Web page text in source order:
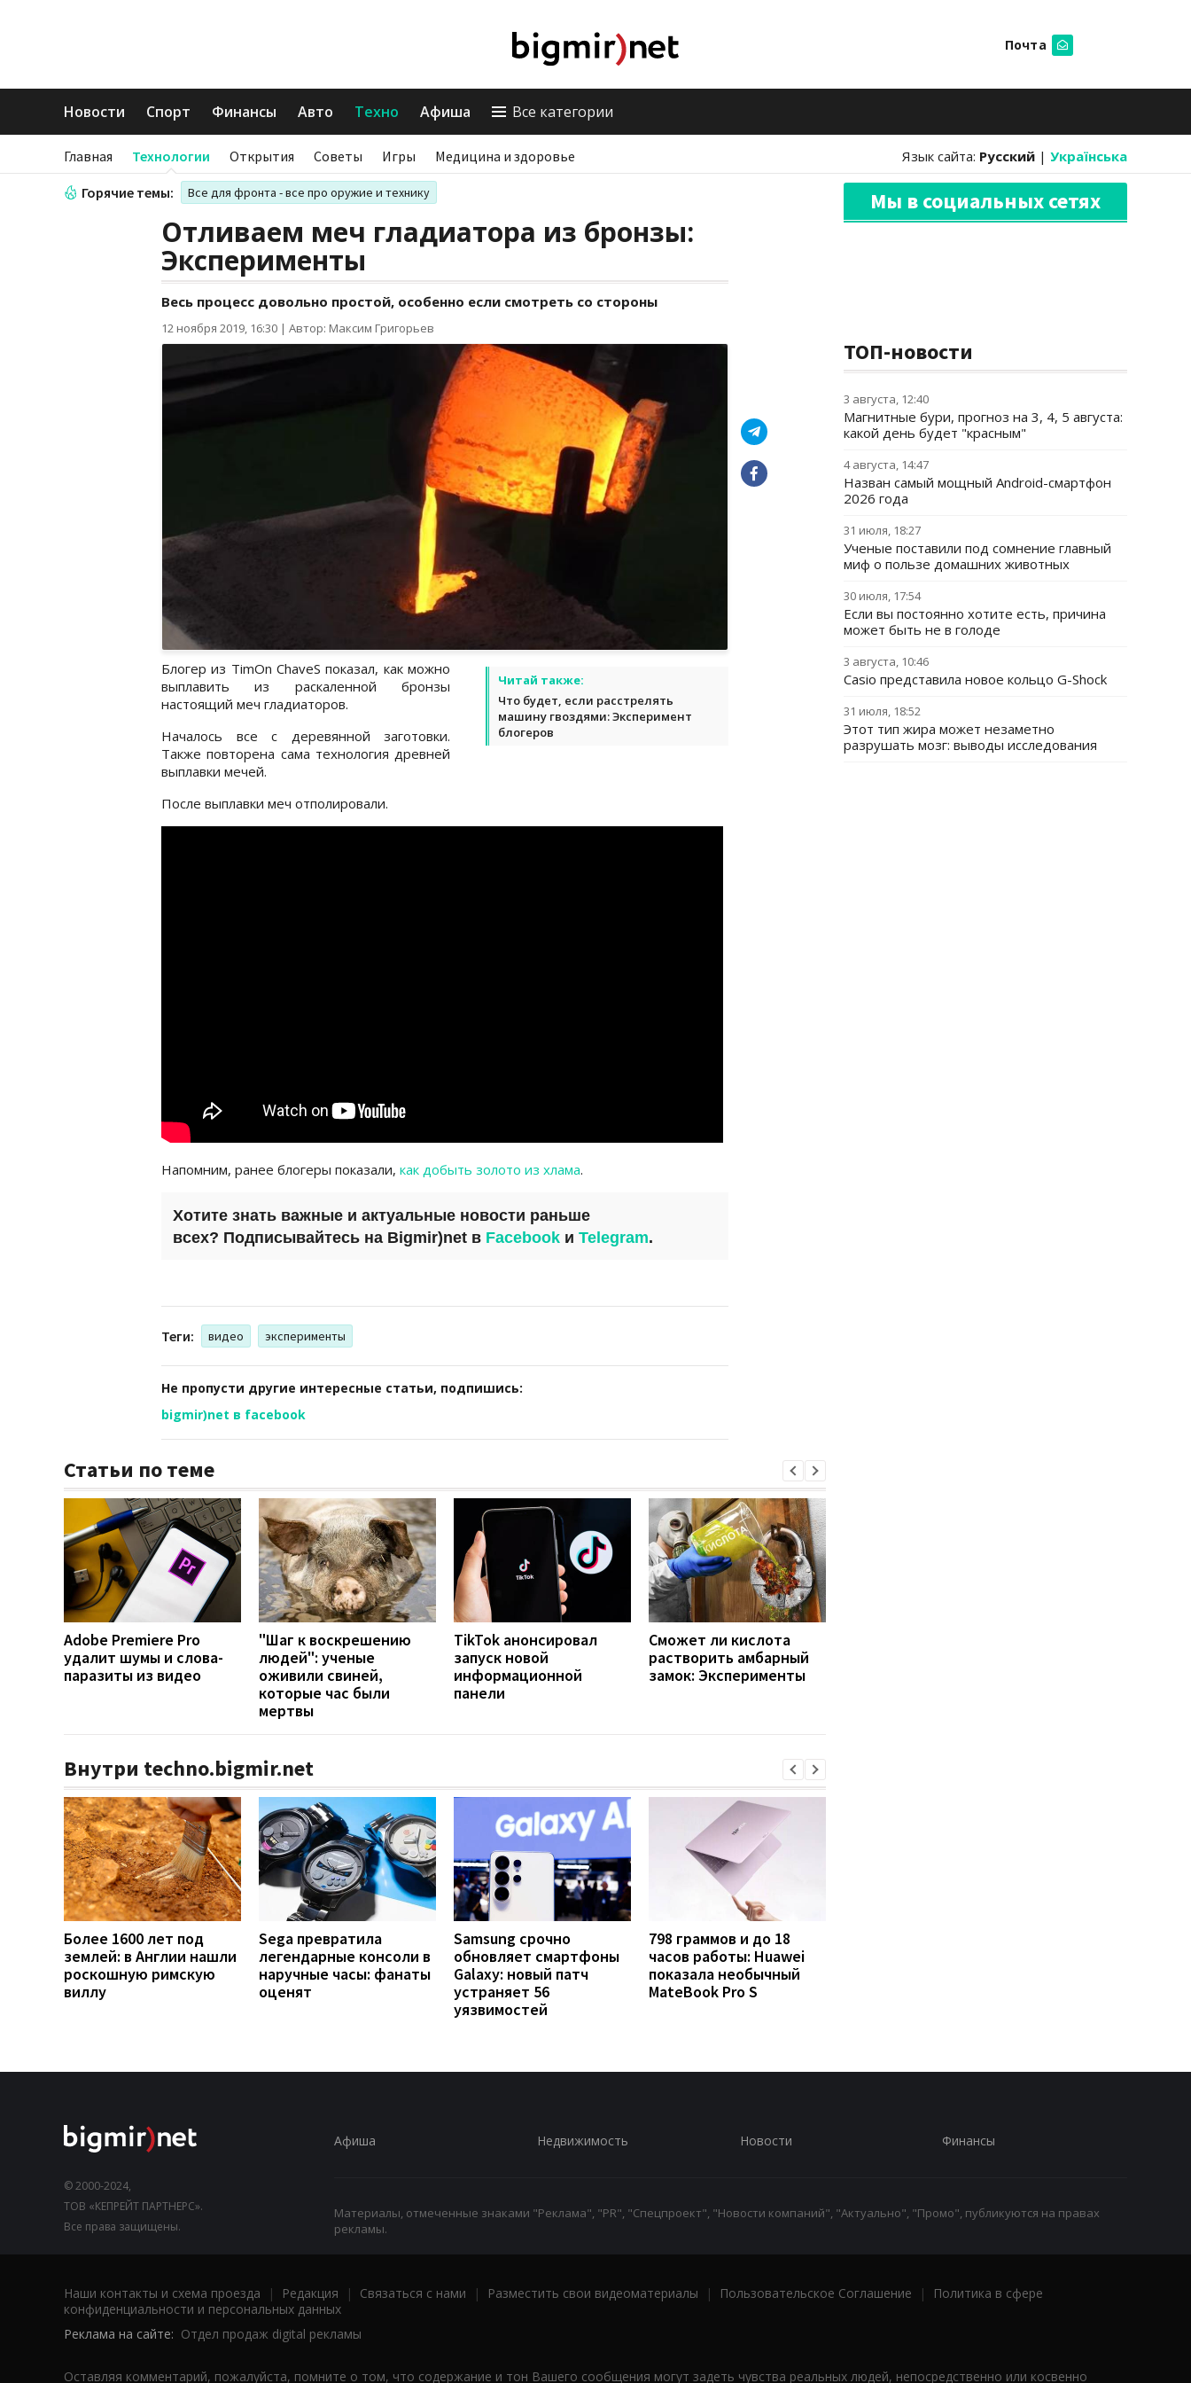
Почта
Новости Спорт Финансы Авто Техно Афиша Все категории
Главная Технологии Открытия Советы Игры Медицина и здоровье Язык сайта: Русский | Українська
Горячие темы: Все для фронта - все про оружие и технику
Отливаем меч гладиатора из бронзы:
Эксперименты
Весь процесс довольно простой, особенно если смотреть со стороны
12 ноября 2019, 16:30 | Автор: Максим Григорьев
Читай также:
Что будет, если расстрелять
машину гвоздями: Эксперимент
блогеров
Блогер из TimOn ChaveS показал, как можно
выплавить из раскаленной бронзы
настоящий меч гладиаторов.
Началось все с деревянной заготовки.
Также повторена сама технология древней
выплавки мечей.
После выплавки меч отполировали.
Напомним, ранее блогеры показали, как добыть золото из хлама.
Хотите знать важные и актуальные новости раньше
всех? Подписывайтесь на Bigmir)net в Facebook и Telegram.
Теги: видео эксперименты
Не пропусти другие интересные статьи, подпишись:
bigmir)net в facebook
Статьи по теме
Adobe Premiere Pro
удалит шумы и слова-
паразиты из видео
"Шаг к воскрешению
людей": ученые
оживили свиней,
которые час были
мертвы
TikTok анонсировал
запуск новой
информационной
панели
Сможет ли кислота
растворить амбарный
замок: Эксперименты
Внутри techno.bigmir.net
Более 1600 лет под
землей: в Англии нашли
роскошную римскую
виллу
Sega превратила
легендарные консоли в
наручные часы: фанаты
оценят
Samsung срочно
обновляет смартфоны
Galaxy: новый патч
устраняет 56
уязвимостей
798 граммов и до 18
часов работы: Huawei
показала необычный
MateBook Pro S
Мы в социальных сетях
ТОП-новости
3 августа, 12:40
Магнитные бури, прогноз на 3, 4, 5 августа:
какой день будет "красным"
4 августа, 14:47
Назван самый мощный Android-смартфон
2026 года
31 июля, 18:27
Ученые поставили под сомнение главный
миф о пользе домашних животных
30 июля, 17:54
Если вы постоянно хотите есть, причина
может быть не в голоде
3 августа, 10:46
Casio представила новое кольцо G-Shock
31 июля, 18:52
Этот тип жира может незаметно
разрушать мозг: выводы исследования
© 2000-2024,
ТОВ «КЕПРЕЙТ ПАРТНЕРС».
Все права защищены.
Афиша Недвижимость Новости Финансы
Материалы, отмеченные знаками "Реклама", "PR", "Спецпроект", "Новости компаний", "Актуально", "Промо", публикуются на правах
рекламы.
Наши контакты и схема проезда | Редакция | Связаться с нами | Разместить свои видеоматериалы | Пользовательское Соглашение |
Политика в сфере
конфиденциальности и персональных данных
Реклама на сайте: Отдел продаж digital рекламы
Оставляя комментарий, пожалуйста, помните о том, что содержание и тон Вашего сообщения могут задеть чувства реальных людей, непосредственно или косвенно